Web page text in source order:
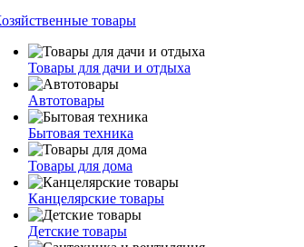
товары
Товары для дачи и отдыха
Автотовары
Бытовая техника
Товары для дома
Канцелярские товары
Детские товары